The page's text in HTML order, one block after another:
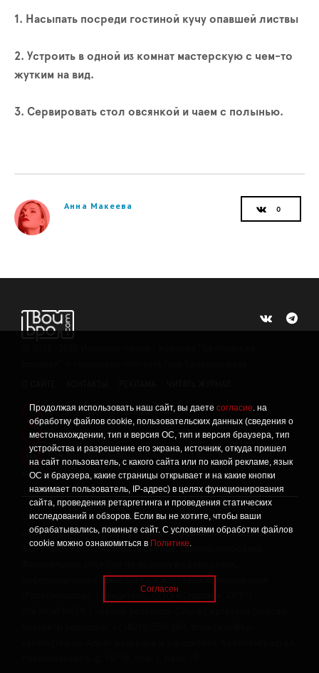
Продолжая использовать наш сайт, вы даете согласие. на
обработку файлов cookie, пользовательских данных (сведения о
местонахождении, тип и версия ОС, тип и версия браузера, тип
устройства и разрешение его экрана, источник, откуда пришел
на сайт пользователь, с какого сайта или по какой рекламе, язык
ОС и браузера, какие страницы открывает и на какие кнопки
нажимает пользователь, IP-адрес) в целях функционирования
сайта, проведения ретаргетинга и проведения статических
исследований и обзоров. Если вы не хотите, чтобы ваши
обрабатывались, покиньте сайт. С условиями обработки файлов
cookie можно ознакомиться в Политике.
Согласен
1. Насыпать посреди гостиной кучу опавшей листвы
2. Устроить в одной из комнат мастерскую с чем-то
жутким на вид.
3. Сервировать стол овсянкой и чаем с полынью.
Анна Макеева
! Политика конфиденциальности
! Информация о проведении СОУТ
Данный сайт не предназначен для просмотра лицам
младше 16 лет.
Сетевое издание «Твой Бро», реестровая запись о
регистрации средства массовой информации: серия Эл №